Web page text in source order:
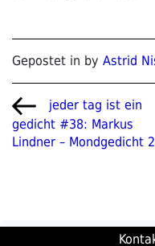
Gepostet in by Astrid
Vorheriger
Beitrag
jeder tag ist ein
gedicht #38: Markus
Lindner – Mondgedicht